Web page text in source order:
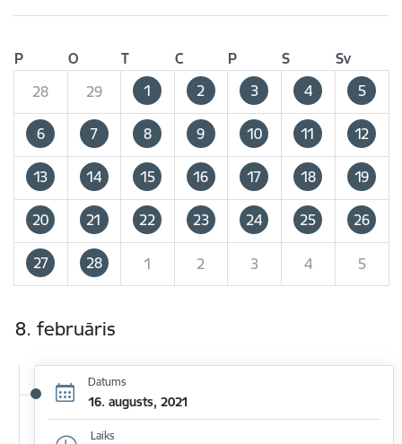
P O T C P S
Sv
28
29 1 2 3 4 5
6 7 8 9 10 11 12
13 14 15 16 17 18 19
20 21 22 23 24 25 26
27 28 1 2 3 4 5
8. februāris
Datums
16. augusts, 2021
Laiks